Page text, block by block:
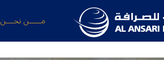
مــــــن نحــــن